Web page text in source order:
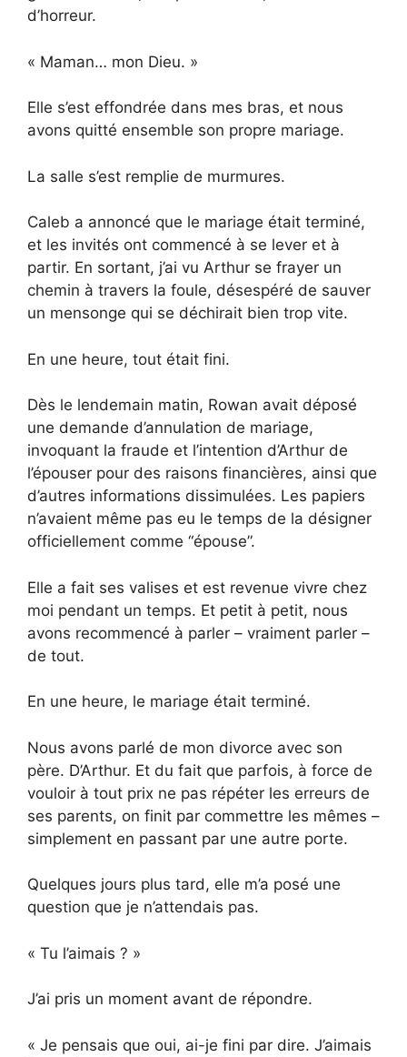
d’horreur.
« Maman… mon Dieu. »
Elle s’est effondrée dans mes bras, et nous
avons quitté ensemble son propre mariage.
La salle s’est remplie de murmures.
Caleb a annoncé que le mariage était terminé,
et les invités ont commencé à se lever et à
partir. En sortant, j’ai vu Arthur se frayer un
chemin à travers la foule, désespéré de sauver
un mensonge qui se déchirait bien trop vite.
En une heure, tout était fini.
Dès le lendemain matin, Rowan avait déposé
une demande d’annulation de mariage,
invoquant la fraude et l’intention d’Arthur de
l’épouser pour des raisons financières, ainsi que
d’autres informations dissimulées. Les papiers
n’avaient même pas eu le temps de la désigner
officiellement comme “épouse”.
Elle a fait ses valises et est revenue vivre chez
moi pendant un temps. Et petit à petit, nous
avons recommencé à parler – vraiment parler –
de tout.
En une heure, le mariage était terminé.
Nous avons parlé de mon divorce avec son
père. D’Arthur. Et du fait que parfois, à force de
vouloir à tout prix ne pas répéter les erreurs de
ses parents, on finit par commettre les mêmes –
simplement en passant par une autre porte.
Quelques jours plus tard, elle m’a posé une
question que je n’attendais pas.
« Tu l’aimais ? »
J’ai pris un moment avant de répondre.
« Je pensais que oui, ai-je fini par dire. J’aimais